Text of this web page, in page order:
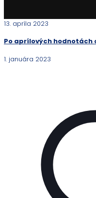
13. apríla 2023
Po aprílových hodnotách
1. januára 2023